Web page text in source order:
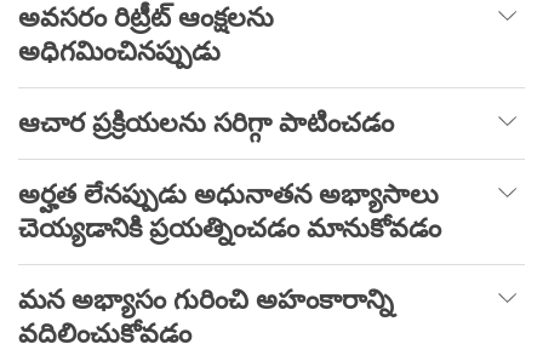
అవసరం రిట్రీట్ ఆంక్షలను
అధిగమించినప్పుడు
ఆచార ప్రక్రియలను సరిగ్గా పాటించడం
అర్హత లేనప్పుడు అధునాతన అభ్యాసాలు
చెయ్యడానికి ప్రయత్నించడం మానుకోవడం
మన అభ్యాసం గురించి అహంకారాన్ని
వదిలించుకోవడం